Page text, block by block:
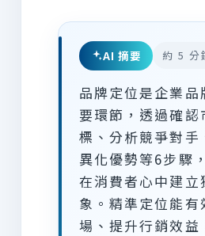
AI 摘要 約 5 分
品牌定位是企業品
要環節，透過確認
標、分析競爭對手
異化優勢等6步驟
在消費者心中建立
象。精準定位能有
場、提升行銷效